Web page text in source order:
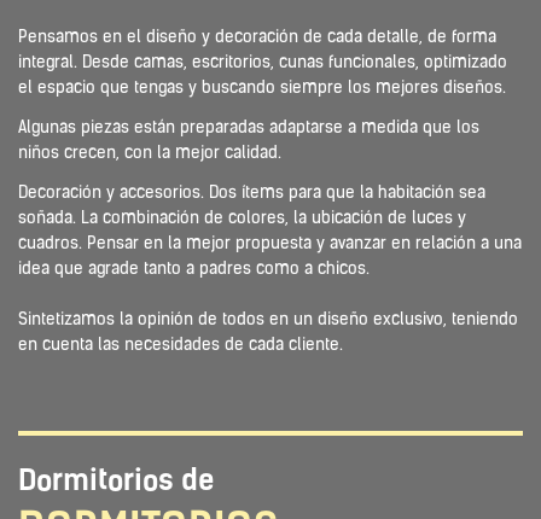
Pensamos en el diseño y decoración de cada detalle, de forma
integral. Desde camas, escritorios, cunas funcionales, optimizado
el espacio que tengas y buscando siempre los mejores diseños.
Algunas piezas están preparadas adaptarse a medida que los
niños crecen, con la mejor calidad.
Decoración y accesorios. Dos ítems para que la habitación sea
soñada. La combinación de colores, la ubicación de luces y
cuadros. Pensar en la mejor propuesta y avanzar en relación a una
idea que agrade tanto a padres como a chicos.
Sintetizamos la opinión de todos en un diseño exclusivo, teniendo
en cuenta las necesidades de cada cliente.
Dormitorios de